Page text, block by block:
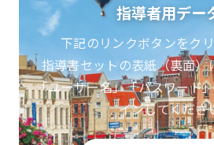
指導者用デー
下記のリンクボタンをク
指導書セットの表紙（裏面）
「ユーザー名」「パスワード
インしてくださ